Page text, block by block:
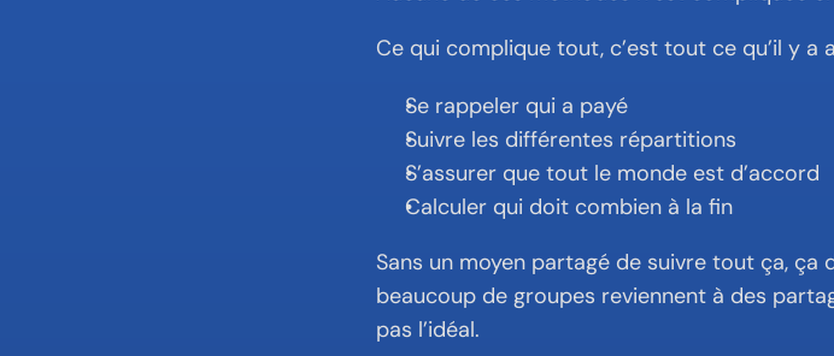
Ce qui complique tout, c’est tout ce qu’il y a
Se rappeler qui a payé
Suivre les différentes répartitions
S’assurer que tout le monde est d’accord
Calculer qui doit combien à la fin
Sans un moyen partagé de suivre tout ça, ça
beaucoup de groupes reviennent à des
pas l’idéal.